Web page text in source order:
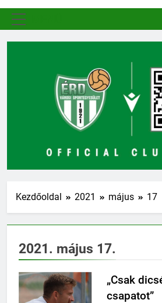
Kezdőoldal 2021 május 17
2021. május 17.
„Csak
csapatot”